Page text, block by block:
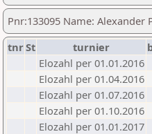
Pnr:133095 Name: Alexander
tnrSt turnier
Elozahl per 01.01.2016
Elozahl per 01.04.2016
Elozahl per 01.07.2016
Elozahl per 01.10.2016
Elozahl per 01.01.2017